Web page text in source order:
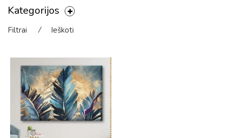
Kategorijos
Filtrai ⁄ Ieškoti